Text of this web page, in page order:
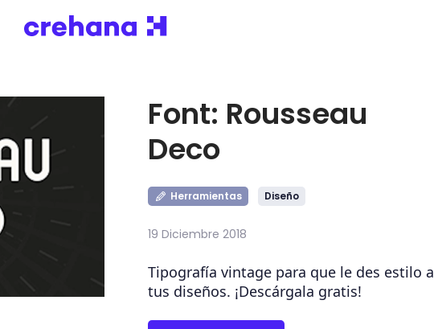
Font: Rousseau
Deco
Herramientas Diseño
19 Diciembre 2018
Tipografía vintage para que le des estilo a
tus diseños. ¡Descárgala gratis!